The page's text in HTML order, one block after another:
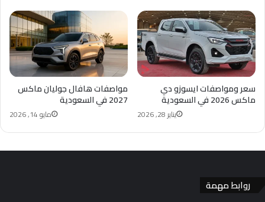
مواصفات هافال جوليان ماكس
2027 في السعودية
مايو 14, 2026
سعر ومواصفات ايسوزو دي
ماكس 2026 في السعودية
يناير 28, 2026
روابط مهمة